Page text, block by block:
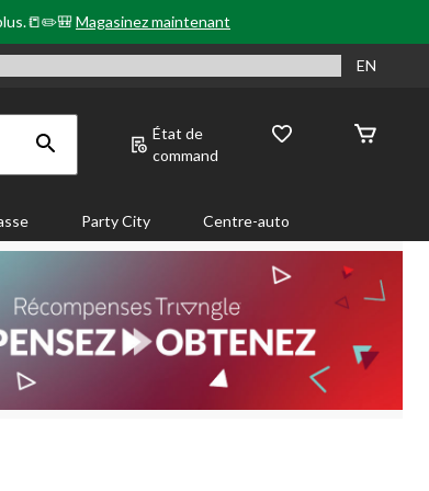
Magasinez maintenant
EN
État de
command
Party City Centre-auto